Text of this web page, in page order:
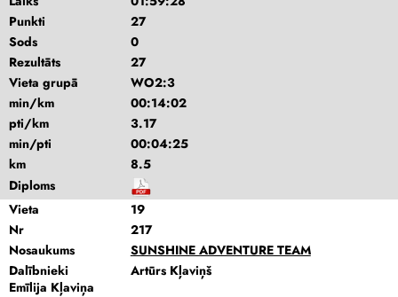
Punkti
27
Sods
0
Rezultāts
27
Vieta grupā
WO2:3
min/km
00:14:02
pti/km
3.17
min/pti
00:04:25
km
8.5
Diploms
Vieta
19
Nr
217
Nosaukums
SUNSHINE ADVENTURE TEAM
Dalībnieki
Artūrs Kļaviņš
Emīlija Kļaviņa